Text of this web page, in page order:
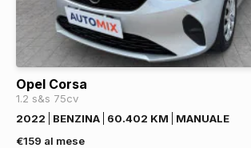
Opel Corsa
1.2 s&s 75cv
2022
BENZINA 60.402 KM
MANUALE
€159 al mese